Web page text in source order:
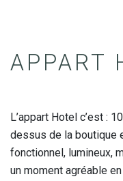
APPART
L’appart Hotel c’est :
dessus de la boutique
fonctionnel, lumineux,
un moment agréable